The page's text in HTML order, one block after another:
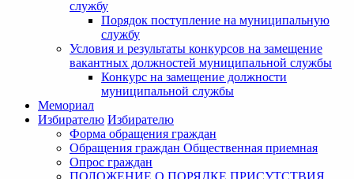
службу
Порядок поступление на муниципальную
службу
Условия и результаты конкурсов на замещение
вакантных должностей муниципальной службы
Конкурс на замещение должности
муниципальной службы
Мемориал
Избирателю Избирателю
Форма обращения граждан
Обращения граждан Общественная приемная
Опрос граждан
ПОЛОЖЕНИЕ О ПОРЯДКЕ ПРИСУТСТВИЯ